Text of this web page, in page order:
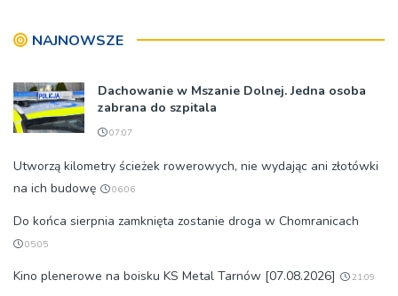
NAJNOWSZE
Dachowanie w Mszanie Dolnej. Jedna osoba
zabrana do szpitala
07:07
Utworzą kilometry ścieżek rowerowych, nie wydając ani złotówki
na ich budowę
06:06
Do końca sierpnia zamknięta zostanie droga w Chomranicach
05:05
Kino plenerowe na boisku KS Metal Tarnów [07.08.2026] 21:09